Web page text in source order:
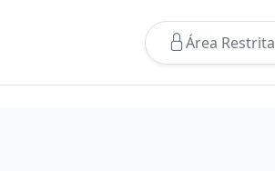
Área Restrita